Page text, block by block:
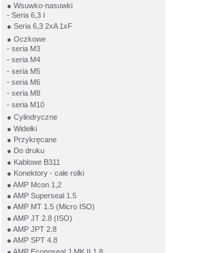
● Wsuwko-nasuwki
- Seria 6,3 I
● Seria 6,3 2xA 1xF
● Oczkowe
- seria M3
- seria M4
- seria M5
- seria M6
- seria M8
- seria M10
● Cylindryczne
● Widełki
● Przykręcane
● Do druku
● Kablowe B311
● Konektory - całe rolki
● AMP Mcon 1,2
● AMP Superseal 1.5
● AMP MT 1.5 (Micro ISO)
● AMP JT 2.8 (ISO)
● AMP JPT 2.8
● AMP SPT 4.8